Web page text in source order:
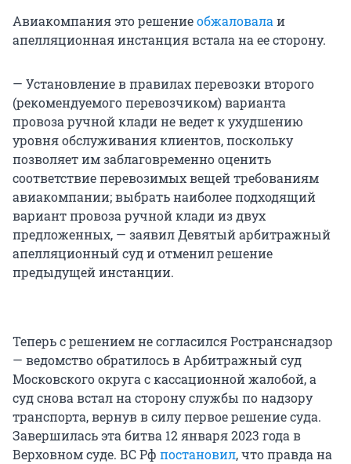
Авиакомпания это решениеобжаловалаи
апелляционная инстанция встала на ее сторону.
— Установление в правилах перевозки второго
(рекомендуемого перевозчиком) варианта
провоза ручной клади не ведет к ухудшению
уровня обслуживания клиентов, поскольку
позволяет им заблаговременно оценить
соответствие перевозимых вещей требованиям
авиакомпании; выбрать наиболее подходящий
вариант провоза ручной клади из двух
предложенных, — заявил Девятый арбитражный
апелляционный суд и отменил решение
предыдущей инстанции.
Теперь с решением не согласился Ространснадзор
— ведомство обратилось в Арбитражный суд
Московского округа с кассационной жалобой, а
суд снова встал на сторону службы по надзору
транспорта, вернув в силу первое решение суда.
Завершилась эта битва 12 января 2023 года в
Верховном суде. ВС Рф постановил, что правда на